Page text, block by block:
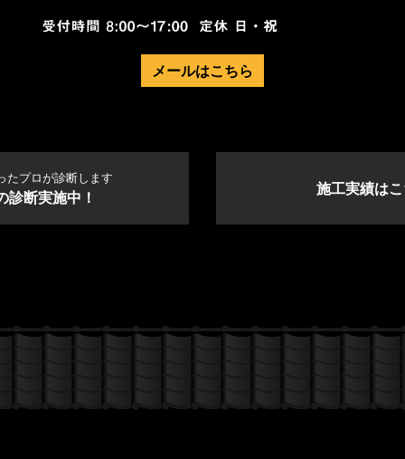
メールはこちら
たプロが診断します
診断実施中！ 施工実績は